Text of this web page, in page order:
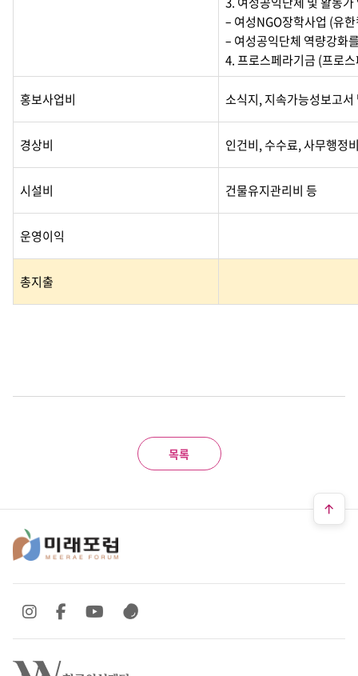
– 여성NGO장학사업 (유
– 여성공익단체 역량강화
4. 프로스페라기금 (프로
홍보사업비 소식지, 지속가능성보고
경상비 인건비, 수수료, 사무행정
시설비 건물유지관리비 등
운영이익
총지출
목록
SNS 바로가기
SNS 바로가기SNS 바로가기
SNS 바로가기